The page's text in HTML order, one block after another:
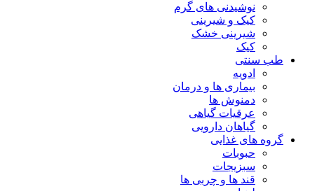
نوشیدنی های گرم
کیک و شیرینی
شیرینی خشک
کیک
طب سنتی
ادویه
بیماری ها و درمان
دمنوش ها
عرقیات گیاهی
گیاهان دارویی
گروه های غذایی
حبوبات
سبزیجات
قند ها و چربی ها